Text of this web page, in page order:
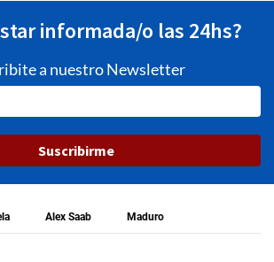
informada/o las 24hs?
a nuestro Newsletter
Suscribirme
Alex Saab Maduro